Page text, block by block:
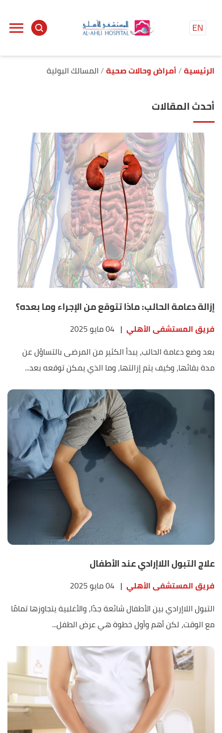
EN
الرئيسية أمراض وحالات صحية المسالك البولية
أحدث المقالات
إزالة دعامة الحالب: ماذا تتوقع من الإجراء وما بعده؟
فريق المستشفى الأهلي | 04 مايو 2025
بعد وضع دعامة الحالب، يبدأ الكثير من المرضى بالتساؤل عن
مدة بقائها، وكيف يتم إزالتها، وما الذي يمكن توقعه بعد...
علاج التبول اللاإرادي عند الأطفال
فريق المستشفى الأهلي | 04 مايو 2025
التبول اللاإرادي بين الأطفال شائعة جدًا، والأغلبية يتجاوزها تمامًا
مع الوقت، لكن أهم وأول خطوة هي عرض الطفل...